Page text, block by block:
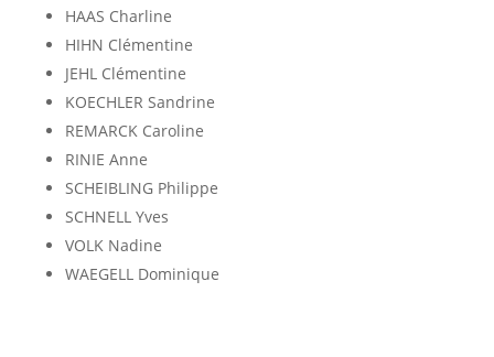
HAAS Charline
HIHN Clémentine
JEHL Clémentine
KOECHLER Sandrine
REMARCK Caroline
RINIE Anne
SCHEIBLING Philippe
SCHNELL Yves
VOLK Nadine
WAEGELL Dominique